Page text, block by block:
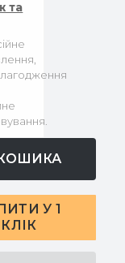
та
У 1
КЛІК